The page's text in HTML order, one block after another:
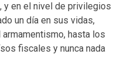
y en el nivel de privilegios
un día en sus vidas,
hasta los
fiscales y nunca nada